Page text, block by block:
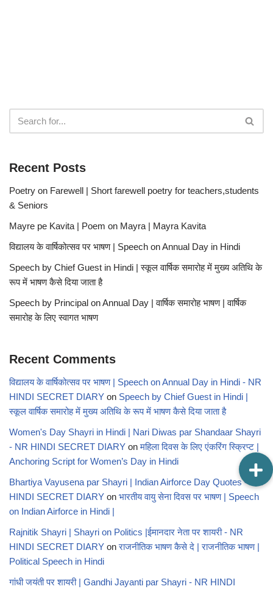
Recent Posts
Poetry on Farewell | Short farewell poetry for teachers,students
& Seniors
Mayre pe Kavita | Poem on Mayra | Mayra Kavita
विद्यालय के वार्षिकोत्सव पर भाषण | Speech on Annual Day in Hindi
Speech by Chief Guest in Hindi | स्कूल वार्षिक समारोह में मुख्य अतिथि के
रूप में भाषण कैसे दिया जाता है
Speech by Principal on Annual Day | वार्षिक समारोह भाषण | वार्षिक
समारोह के लिए स्वागत भाषण
Recent Comments
विद्यालय के वार्षिकोत्सव पर भाषण | Speech on Annual Day in Hindi - NR
HINDI SECRET DIARY on Speech by Chief Guest in Hindi |
स्कूल वार्षिक समारोह में मुख्य अतिथि के रूप में भाषण कैसे दिया जाता है
Women's Day Shayri in Hindi | Nari Diwas par Shandaar Shayri
- NR HINDI SECRET DIARY onमहिला दिवस के लिए एंकरिंग स्क्रिप्ट |
Anchoring Script for Women’s Day in Hindi
Bhartiya Vayusena par Shayri | Indian Airforce Day Quotes - NR
HINDI SECRET DIARY on भारतीय वायु सेना दिवस पर भाषण | Speech
on Indian Airforce in Hindi |
Rajnitik Shayri | Shayri on Politics |ईमानदार नेता पर शायरी - NR
HINDI SECRET DIARY onराजनीतिक भाषण कैसे दे | राजनीतिक भाषण |
Political Speech in Hindi
गांधी जयंती पर शायरी | Gandhi Jayanti par Shayri - NR HINDI